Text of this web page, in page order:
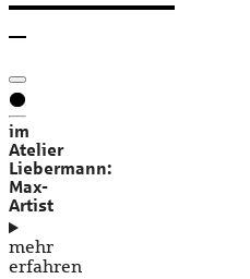
im
Atelier
Liebermann:
Max-
Artist
mehr
erfahren